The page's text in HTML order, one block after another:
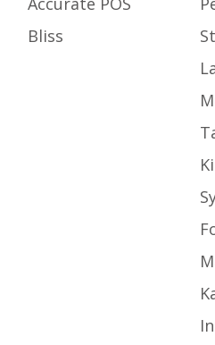
Bliss